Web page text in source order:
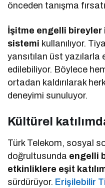
önceden tanışma
İşitme engelli bireyler
sistemi kullanılıyor.
yansıtılan üst
edilebiliyor. Böylece
ortadan kaldırılarak
deneyimi sunuluyor.
Kültürel
Türk Telekom, sosyal
doğrultusunda engelli
etkinliklere eşit
sürdürüyor. Erişilebilir